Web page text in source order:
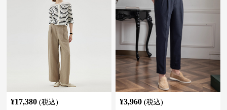
¥17,380 (税込)
¥3,960 (税込)